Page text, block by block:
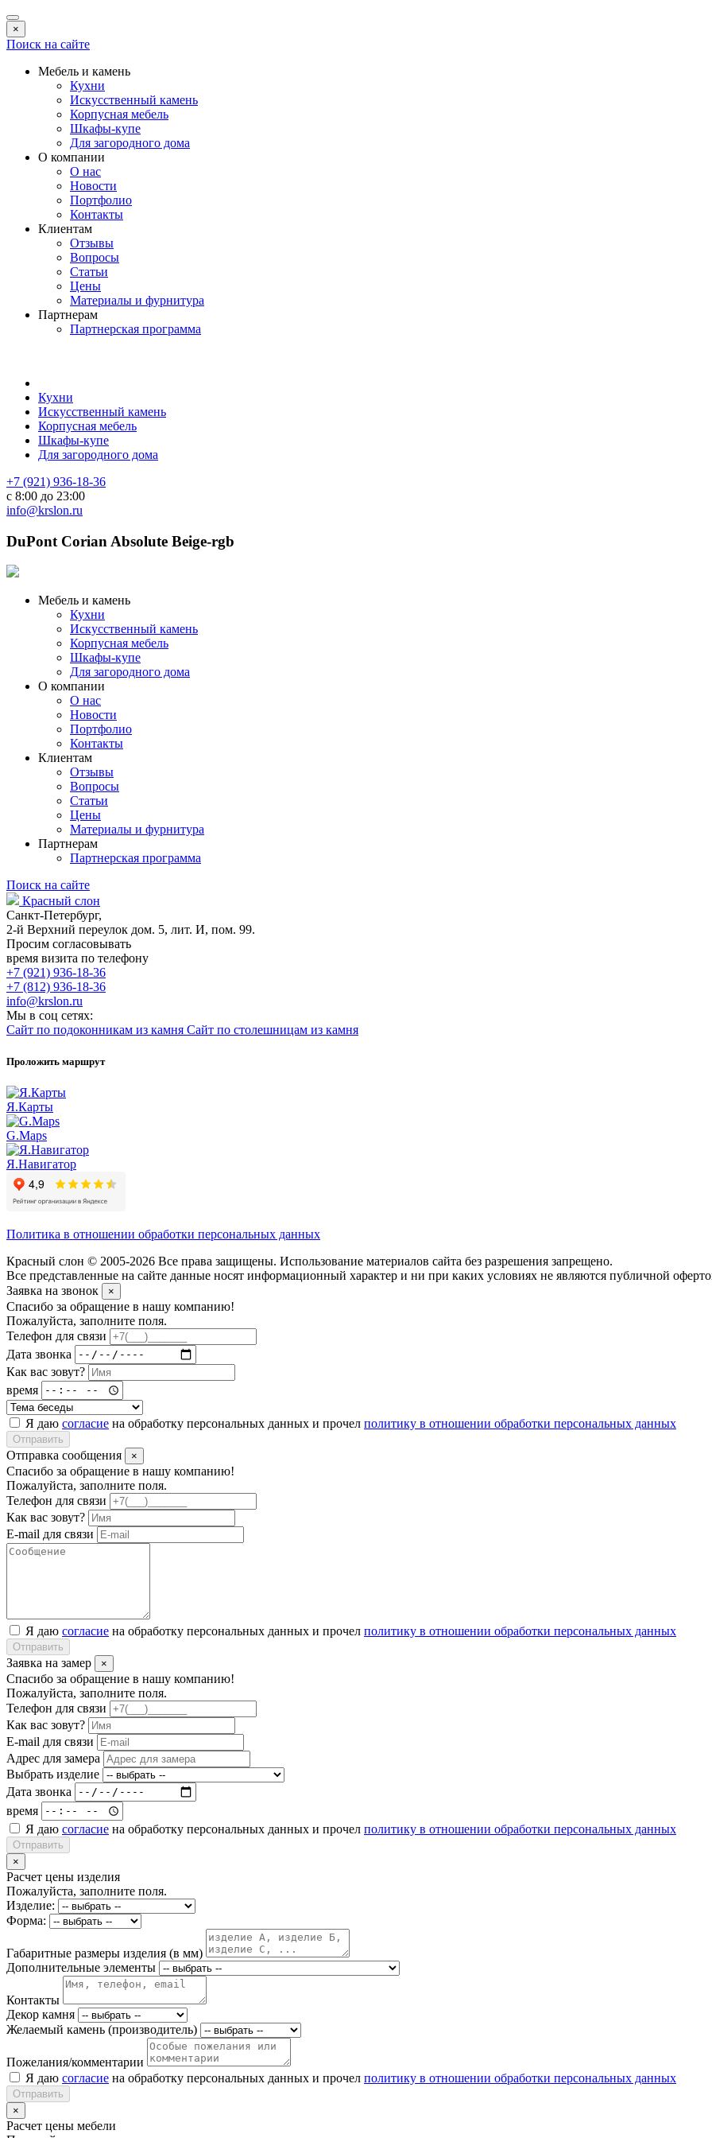
×
Поиск на сайте
Мебель и камень
Кухни
Искусственный камень
Корпусная мебель
Шкафы-купе
Для загородного дома
О компании
О нас
Новости
Портфолио
Контакты
Клиентам
Отзывы
Вопросы
Статьи
Цены
Материалы и фурнитура
Партнерам
Партнерская программа
Кухни
Искусственный камень
Корпусная мебель
Шкафы-купе
Для загородного дома
+7 (921) 936-18-36
с 8:00 до 23:00
info@krslon.ru
DuPont Corian Absolute Beige-rgb
Мебель и камень
Кухни
Искусственный камень
Корпусная мебель
Шкафы-купе
Для загородного дома
О компании
О нас
Новости
Портфолио
Контакты
Клиентам
Отзывы
Вопросы
Статьи
Цены
Материалы и фурнитура
Партнерам
Партнерская программа
Поиск на сайте
Красный слон
Санкт-Петербург,
2-й Верхний переулок дом. 5, лит. И, пом. 99.
Просим согласовывать
время визита по телефону
+7 (921) 936-18-36
+7 (812) 936-18-36
info@krslon.ru
Мы в соц сетях:
Сайт по подоконникам из камня Сайт по столешницам из камня
Проложить маршрут
Я.Карты
G.Maps
Я.Навигатор
Политика в отношении обработки персональных данных
Красный слон © 2005-2026 Все права защищены. Использование материалов сайта без разрешения запрещено.
Все представленные на сайте данные носят информационный характер и ни при каких условиях не являются публичной
Заявка на звонок
×
Спасибо за обращение в нашу компанию!
Пожалуйста, заполните поля.
Телефон для связи
Дата звонка
Как вас зовут?
время
Я даю согласие на обработку персональных данных и прочел политику в отношении обработки персональных данных
Отправить
Отправка сообщения ×
Спасибо за обращение в нашу компанию!
Пожалуйста, заполните поля.
Телефон для связи
Как вас зовут?
E-mail для связи
Я даю согласие на обработку персональных данных и прочел политику в отношении обработки персональных данных
Отправить
Заявка на замер ×
Спасибо за обращение в нашу компанию!
Пожалуйста, заполните поля.
Телефон для связи
Как вас зовут?
E-mail для связи
Адрес для замера
Выбрать изделие
Дата звонка
время
Я даю согласие на обработку персональных данных и прочел политику в отношении обработки персональных данных
Отправить
×
Расчет цены изделия
Пожалуйста, заполните поля.
Изделие:
Форма:
Габаритные размеры изделия (в мм)
Дополнительные элементы
Контакты
Декор камня
Желаемый камень (производитель)
Пожелания/комментарии
Я даю согласие на обработку персональных данных и прочел политику в отношении обработки персональных данных
Отправить
×
Расчет цены мебели